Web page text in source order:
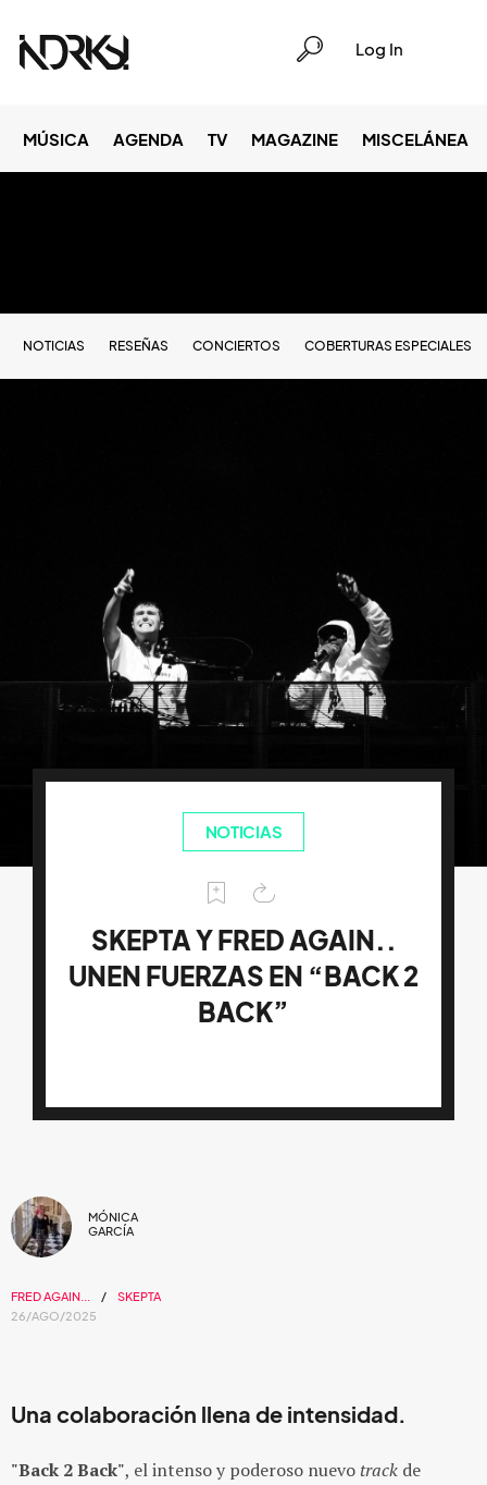
Log In
MÚSICA AGENDA TV MAGAZINE MISCELÁNEA
NOTICIAS RESEÑAS CONCIERTOS COBERTURAS ESPECIALES
NOTICIAS
SKEPTA Y FRED AGAIN..
UNEN FUERZAS EN “BACK 2
BACK”
MÓNICA
GARCÍA
FRED AGAIN...
SKEPTA
26/AGO/2025
Una colaboración llena de intensidad.
"Back 2 Back", el intenso y poderoso nuevo track de